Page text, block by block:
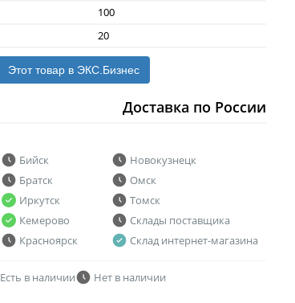
100
20
Этот товар в ЭКС.Бизнес
Доставка по России
Бийск
Братск
Иркутск
Кемерово
Красноярск
Новокузнецк
Омск
Томск
Склады поставщика
Склад интернет-магазина
Есть в наличии
Нет в наличии